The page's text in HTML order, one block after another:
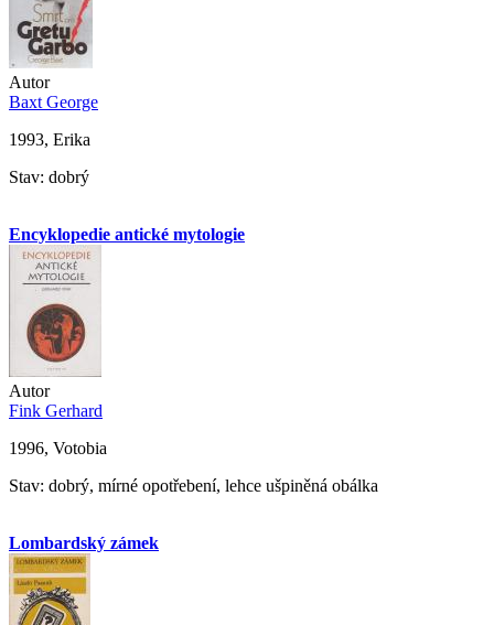
Autor
Baxt George
1993, Erika
Stav: dobrý
Encyklopedie antické mytologie
Autor
Fink Gerhard
1996, Votobia
Stav: dobrý, mírné opotřebení, lehce ušpiněná obálka
Lombardský zámek